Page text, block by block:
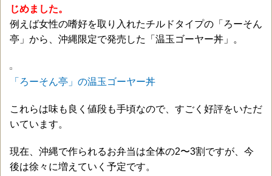
じめました。
例えば女性の嗜好を取り入れたチルドタイプの「ろーそん
亭」から、沖縄限定で発売した「温玉ゴーヤー丼」。
「ろーそん亭」の温玉ゴーヤー丼
これらは味も良く値段も手頃なので、すごく好評をいただ
いています。
現在、沖縄で作られるお弁当は全体の2〜3割ですが、今
後は徐々に増えていく予定です。